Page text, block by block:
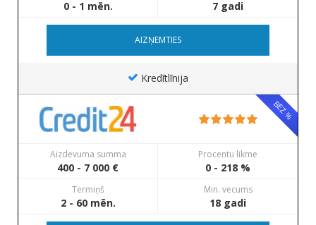
0 - 1 mēn. 7 gadi
AIZŅEMTIES
Kredītlīnija
BEZ %
Aizdevuma summa
400 - 7 000 €
Procentu likme
0 - 218 %
Termiņš
2 - 60 mēn.
Min. vecums
18 gadi